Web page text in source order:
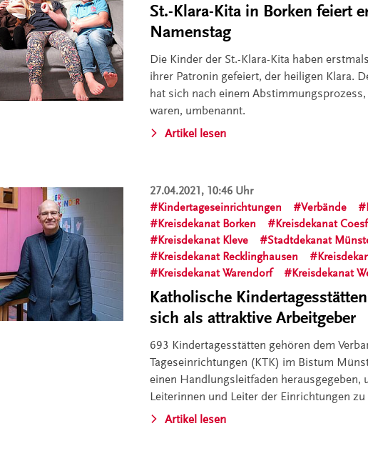
St.-Klara-Kita in Borken feiert
Namenstag
Die Kinder der St.-Klara-Kita haben
ihrer Patronin gefeiert, der heiligen Klara.
hat sich nach einem
waren, umbenannt.
Artikel lesen
27.04.2021, 10:46 Uhr
Kindertageseinrichtungen
Verbände
Kreisdekanat Borken
Kreisdekanat
Kreisdekanat Kleve
Stadtdekanat
Kreisdekanat Recklinghausen
Kreisdekanat Warendorf
Kreisdekanat
Katholische
sich als attraktive Arbeitgeber
693 Kindertagesstätten gehören dem
Tageseinrichtungen (KTK) im Bistum
einen Handlungsleitfaden herausgegeben,
Leiterinnen und Leiter der Einrichtungen
Artikel lesen